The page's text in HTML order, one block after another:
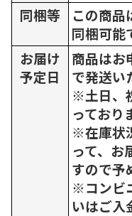
同梱等
この商品
同梱可能
お届け
予定日
商品はお
で発送い
※土日、
っており
※在庫状
って、お
すので予
※コンビ
いはご入